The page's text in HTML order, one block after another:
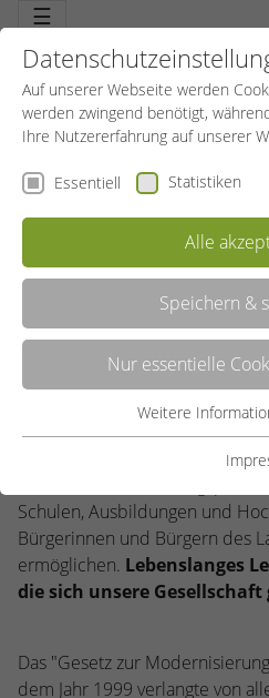
☰
Das SportBildungswerk
Grundlage des
Landes NRW aus dem Jahre
und fördert die Weiterbildung
Schulen, Ausbildungen und
Bürgerinnen und Bürgern des
ermöglichen. Lebenslanges
die sich unsere
Das "Gesetz zur
dem Jahr 1999 verlangte von
Auf unserer Webseite werden
werden zwingend benötigt,
Ihre Nutzererfahrung auf unserer
Essentiell Statistiken
Alle
Speichern &
Nur essentielle
Essentielle Cookies werden für
Webseite einwandfrei funktioniert.
Name cookie_optin
Anbieter TYPO3
Enthält die
Cookie-
und zugehörige Cookies. Es hilft
Website zu verbessern.
Weitere